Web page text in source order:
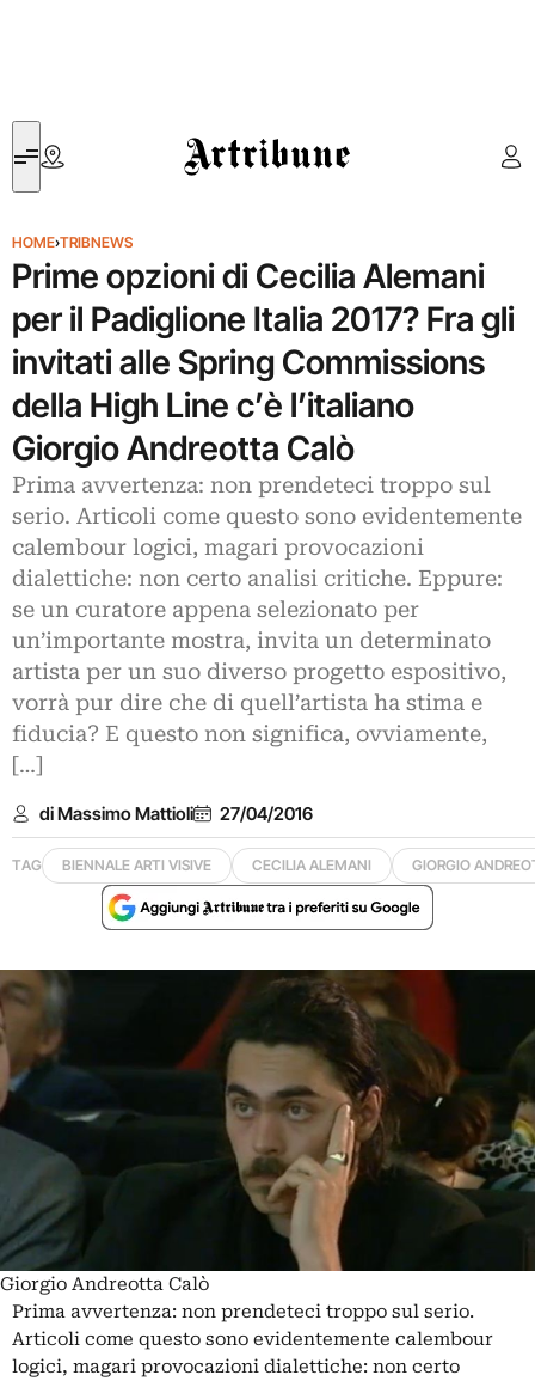
Artribune
HOME›TRIBNEWS
Prime opzioni di Cecilia Alemani
per il Padiglione Italia 2017? Fra gli
invitati alle Spring Commissions
della High Line c’è l’italiano
Giorgio Andreotta Calò
Prima avvertenza: non prendeteci troppo sul
serio. Articoli come questo sono evidentemente
calembour logici, magari provocazioni
dialettiche: non certo analisi critiche. Eppure:
se un curatore appena selezionato per
un’importante mostra, invita un determinato
artista per un suo diverso progetto espositivo,
vorrà pur dire che di quell’artista ha stima e
fiducia? E questo non significa, ovviamente,
[…]
di Massimo Mattioli 27/04/2016
TAG BIENNALE ARTI VISIVE CECILIA ALEMANI GIORGIO
Giorgio Andreotta Calò
Prima avvertenza: non prendeteci troppo sul serio.
Articoli come questo sono evidentemente calembour
logici, magari provocazioni dialettiche: non certo